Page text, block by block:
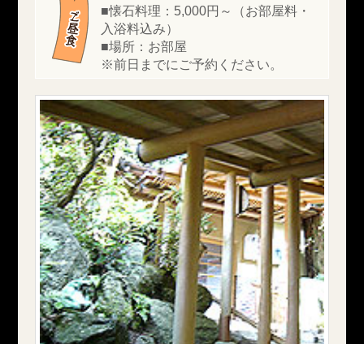
■懐石料理：5,000円～（お部屋料・
入浴料込み）
■場所：お部屋
※前日までにご予約ください。